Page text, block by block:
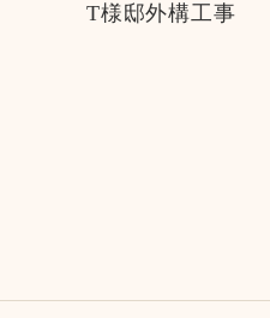
T様邸外構工事